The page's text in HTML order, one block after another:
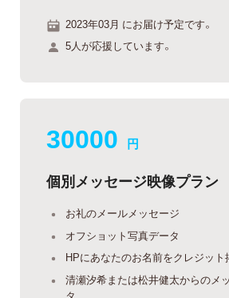
2023年03月 にお届け予定です。
5人が応援しています。
30000 円
個別メッセージ映像プラン
お礼のメールメッセージ
オフショット写真データ
HPにあなたのお名前をクレジット
清瀬汐希または松井健太からのメ
タ